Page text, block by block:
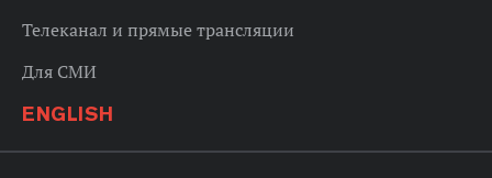
Телеканал и прямые трансляции
Для СМИ
ENGLISH